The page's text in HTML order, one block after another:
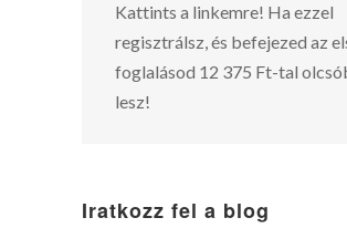
Kattints a linkemre! Ha ezzel
regisztrálsz, és befejezed az
foglalásod 12 375 Ft-tal
lesz!
Iratkozz fel a blog